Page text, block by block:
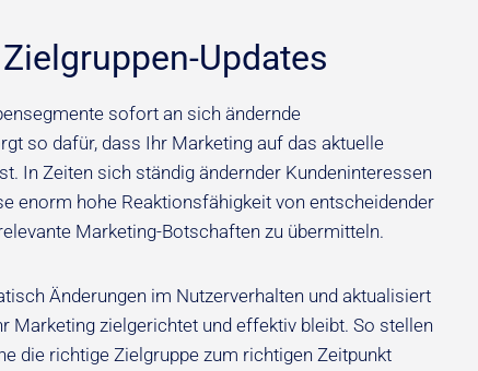
Updates
sofort an sich ändernde
so dafür, dass Ihr Marketing auf das aktuelle
In Zeiten sich ständig ändernder Kundeninteressen
enorm hohe Reaktionsfähigkeit von entscheidender
Marketing-Botschaften zu übermitteln.
Änderungen im Nutzerverhalten und aktualisiert
Marketing zielgerichtet und effektiv bleibt. So stellen
die richtige Zielgruppe zum richtigen Zeitpunkt